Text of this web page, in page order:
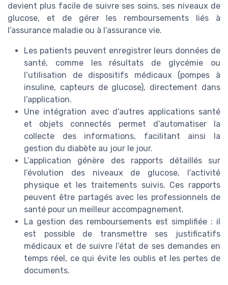
devient plus facile de suivre ses soins, ses niveaux de
glucose, et de gérer les remboursements liés à
l’assurance maladie ou à l’assurance vie.
Les patients peuvent enregistrer leurs données de
santé, comme les résultats de glycémie ou
l’utilisation de dispositifs médicaux (pompes à
insuline, capteurs de glucose), directement dans
l’application.
Une intégration avec d’autres applications santé
et objets connectés permet d’automatiser la
collecte des informations, facilitant ainsi la
gestion du diabète au jour le jour.
L’application génère des rapports détaillés sur
l’évolution des niveaux de glucose, l’activité
physique et les traitements suivis. Ces rapports
peuvent être partagés avec les professionnels de
santé pour un meilleur accompagnement.
La gestion des remboursements est simplifiée : il
est possible de transmettre ses justificatifs
médicaux et de suivre l’état de ses demandes en
temps réel, ce qui évite les oublis et les pertes de
documents.